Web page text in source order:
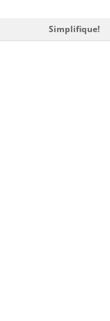
Simplifique!